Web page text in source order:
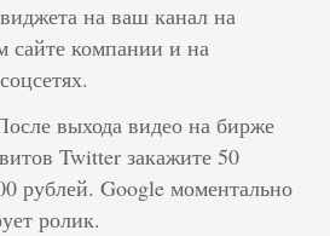
на ваш канал на
сайте компании и на
выхода видео на бирже
Twitter закажите 50
рублей. Google моментально
ролик.